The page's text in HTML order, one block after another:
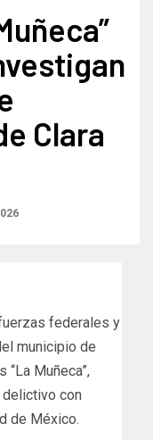
Clara
federales y
municipio de
“La Muñeca”,
con
de México.